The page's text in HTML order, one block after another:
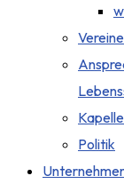
Politik